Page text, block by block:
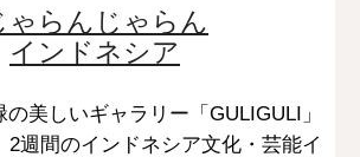
ゃらんじゃらん
インドネシア
美しいギャラリー「GULIGULI」
2週間のインドネシア文化・芸能イ